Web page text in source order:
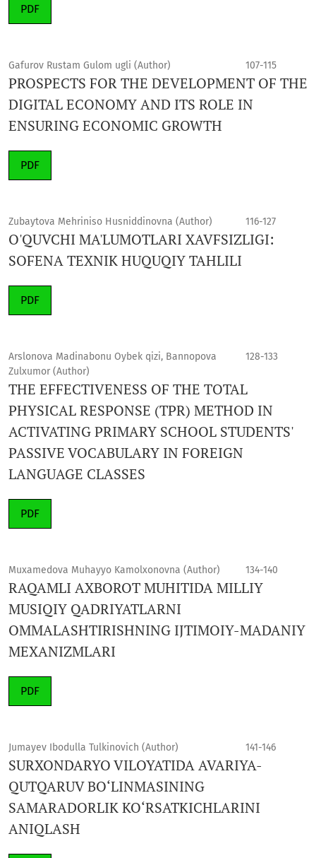
PDF
Gafurov Rustam Gulom ugli (Author) 107-115
PROSPECTS FOR THE DEVELOPMENT OF THE
DIGITAL ECONOMY AND ITS ROLE IN
ENSURING ECONOMIC GROWTH
PDF
Zubaytova Mehriniso Husniddinovna (Author) 116-127
O'QUVCHI MA'LUMOTLARI XAVFSIZLIGI:
SOFENA TEXNIK HUQUQIY TAHLILI
PDF
Arslonova Madinabonu Oybek qizi, Bannopova
Zulxumor (Author)
128-133
THE EFFECTIVENESS OF THE TOTAL
PHYSICAL RESPONSE (TPR) METHOD IN
ACTIVATING PRIMARY SCHOOL STUDENTS'
PASSIVE VOCABULARY IN FOREIGN
LANGUAGE CLASSES
PDF
Muxamedova Muhayyo Kamolxonovna (Author) 134-140
RAQAMLI AXBOROT MUHITIDA MILLIY
MUSIQIY QADRIYATLARNI
OMMALASHTIRISHNING IJTIMOIY-MADANIY
MEXANIZMLARI
PDF
Jumayev Ibodulla Tulkinovich (Author) 141-146
SURXONDARYO VILOYATIDA AVARIYA-
QUTQARUV BO‘LINMASINING
SAMARADORLIK KO‘RSATKICHLARINI
ANIQLASH